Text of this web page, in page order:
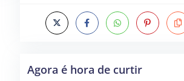
Agora é hora de curtir